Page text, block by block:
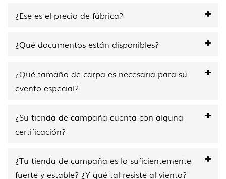
¿Ese es el precio de fábrica?
¿Qué documentos están disponibles?
¿Qué tamaño de carpa es necesaria para su
evento especial?
¿Su tienda de campaña cuenta con alguna
certificación?
¿Tu tienda de campaña es lo suficientemente
fuerte y estable? ¿Y qué tal resiste al viento?